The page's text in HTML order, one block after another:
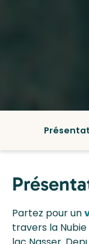
Partez pour un
travers la Nubie